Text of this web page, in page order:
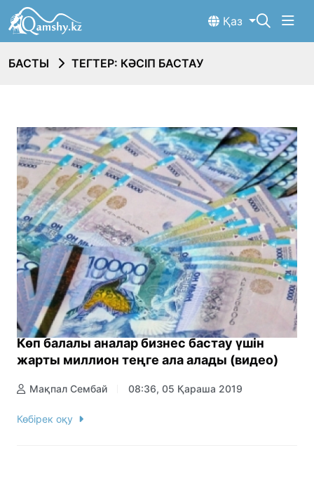
Қаз
БАСТЫ ТЕГТЕР: КӘСІП БАСТАУ
Көп балалы аналар бизнес бастау үшін
жарты миллион теңге ала алады (видео)
Мақпал Сембай 08:36, 05 Қараша 2019
Көбірек оқу